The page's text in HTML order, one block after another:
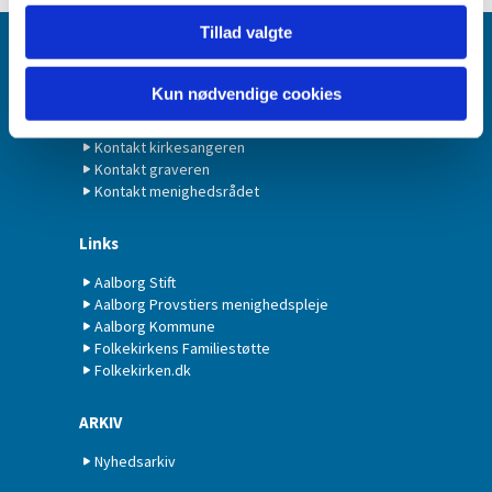
Tillad valgte
Kun nødvendige cookies
Kontakt
Kontakt præsten
Kontakt organisten
Kontakt kirkesangeren
Kontakt graveren
Kontakt menighedsrådet
Links
Aalborg Stift
Aalborg Provstiers menighedspleje
Aalborg Kommune
Folkekirkens Familiestøtte
Folkekirken.dk
ARKIV
Nyhedsarkiv